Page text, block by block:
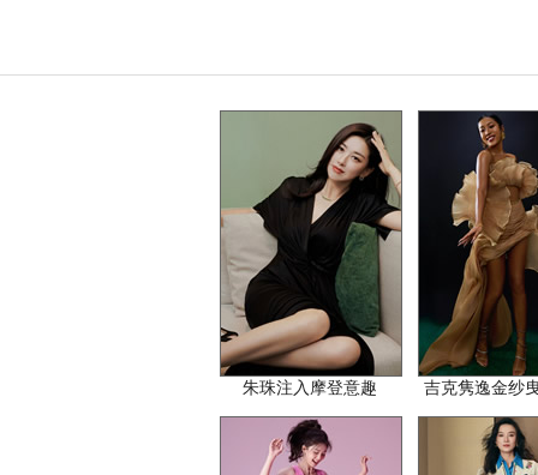
朱珠注入摩登意趣 吉克隽逸金纱